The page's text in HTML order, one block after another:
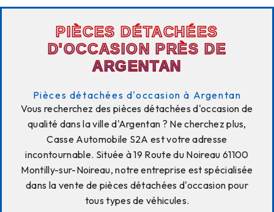
PIÈCES DÉTACHÉES
D'OCCASION PRÈS DE
ARGENTAN
Pièces détachées d'occasion à Argentan
Vous recherchez des pièces détachées d'occasion de
qualité dans la ville d'Argentan ? Ne cherchez plus,
Casse Automobile S2A est votre adresse
incontournable. Située à 19 Route du Noireau 61100
Montilly-sur-Noireau, notre entreprise est spécialisée
dans la vente de pièces détachées d'occasion pour
tous types de véhicules.